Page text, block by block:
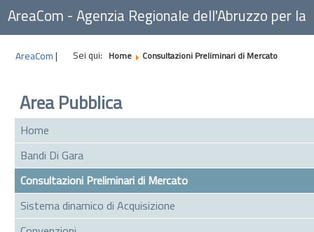
AreaCom - Agenzia Regionale dell'Abruzzo per la
Committenza
AreaCom | Sei qui: Home Consultazioni Preliminari di Mercato
Area Pubblica
Home
Bandi Di Gara
Consultazioni Preliminari di Mercato
Sistema dinamico di Acquisizione